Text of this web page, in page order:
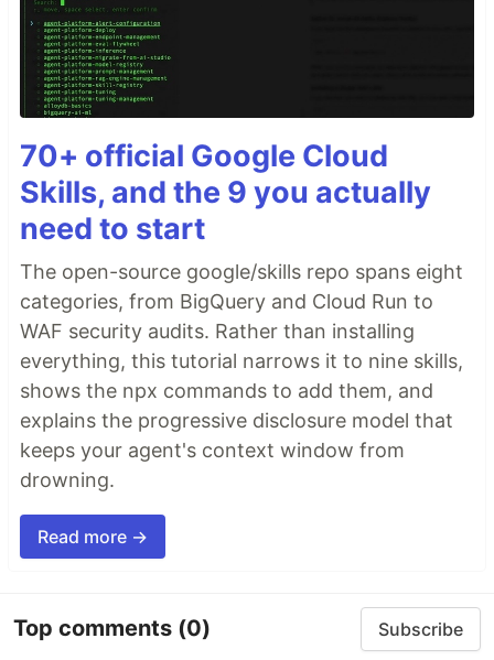
70+ official Google Cloud
Skills, and the 9 you actually
need to start
The open-source google/skills repo spans eight
categories, from BigQuery and Cloud Run to
WAF security audits. Rather than installing
everything, this tutorial narrows it to nine skills,
shows the npx commands to add them, and
explains the progressive disclosure model that
keeps your agent's context window from
drowning.
Read more →
Top comments (0) Subscribe